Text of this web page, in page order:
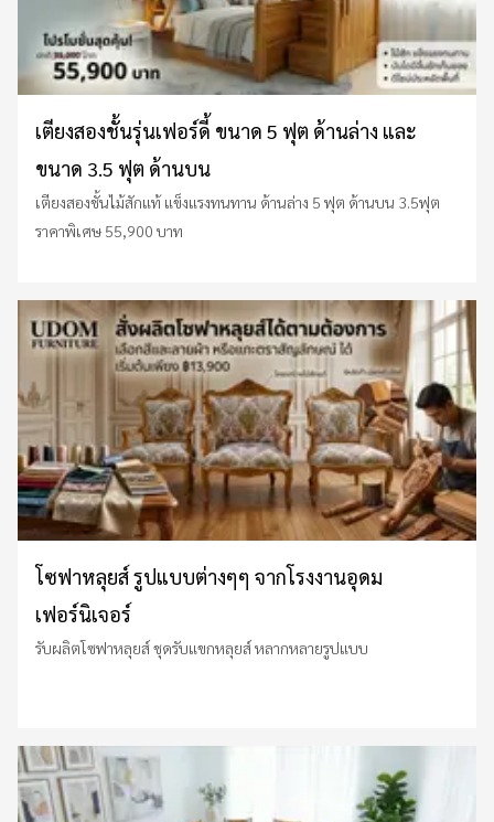
เตียงสองชั้นรุ่นเฟอร์ดี้ ขนาด 5 ฟุต ด้านล่าง และ
ขนาด 3.5 ฟุต ด้านบน
เตียงสองชั้นไม้สักแท้ แข็งแรงทนทาน ด้านล่าง 5 ฟุต ด้านบน 3.5ฟุต
ราคาพิเศษ 55,900 บาท
โซฟาหลุยส์ รูปแบบต่างๆๆ จากโรงงานอุดม
เฟอร์นิเจอร์
รับผลิตโซฟาหลุยส์ ชุดรับแขกหลุยส์ หลากหลายรูปแบบ